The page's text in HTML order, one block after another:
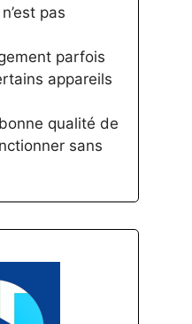
pas
parfois
appareils
qualité de
sans